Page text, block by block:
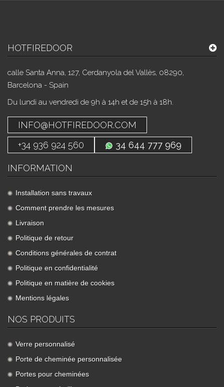
HOTFIREDOOR
calle Santa Anna, 127, Cerdanyola del Vallès, 08290,
Barcelona - Spain
Du lundi au vendredi de 9h à 14h et de 15h à 18h.
INFO@HOTFIREDOOR.COM
+34 936 924 560
34 644 777 969
INFORMATION
Installation sans travaux
Comment prendre les mesures
Livraison
Politique de retour
Conditions générales de contrat
Politique en confidentialité
Politique en matière de cookies
Mentions légales
NOS PRODUITS
Verre personnalisé
Porte de cheminée personnalisée
Portes pour cheminées